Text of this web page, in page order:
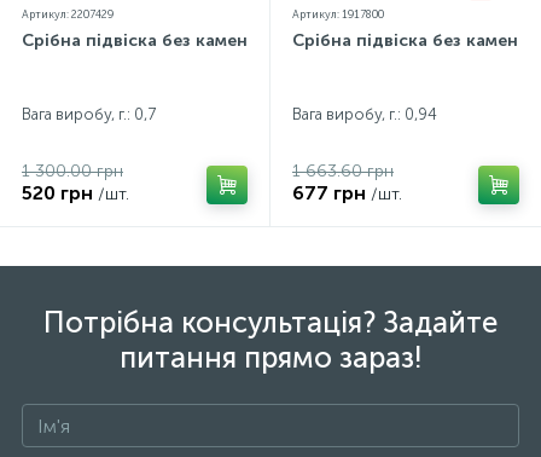
Артикул: 2207429
Срібна підвіска без каменів
Вага виробу, г.: 0,7
1 300.00 грн
520 грн /шт.
Артикул: 1917800
Срібна підвіска без каменів
Вага виробу, г.: 0,94
1 663.60 грн
677 грн /шт.
Потрібна консультація? Задайте
питання прямо зараз!